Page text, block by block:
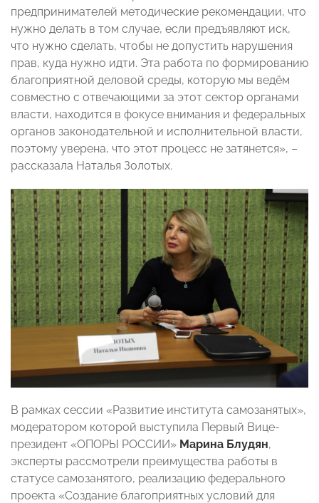
предпринимателей методические рекомендации, что
нужно делать в том случае, если предъявляют иск,
что нужно сделать, чтобы не допустить нарушения
прав, куда нужно идти. Эта работа по формированию
благоприятной деловой среды, которую мы ведём
совместно с отвечающими за этот сектор органами
власти, находится в фокусе внимания и федеральных
органов законодательной и исполнительной власти,
поэтому уверена, что этот процесс не затянется», –
рассказала Наталья Золотых.
В рамках сессии «Развитие института самозанятых»,
модератором которой выступила Первый Вице-
президент «ОПОРЫ РОССИИ» Марина Блудян,
эксперты рассмотрели преимущества работы в
статусе самозанятого, реализацию федерального
проекта «Создание благоприятных условий для